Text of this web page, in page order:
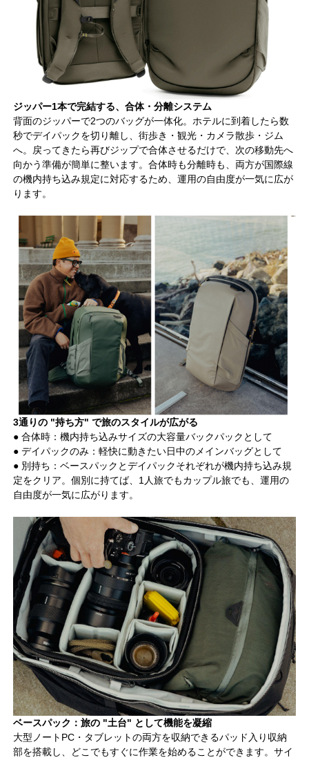
ジッパー1本で完結する、合体・分離システム
背面のジッパーで2つのバッグが一体化。ホテルに到着したら数
秒でデイパックを切り離し、街歩き・観光・カメラ散歩・ジム
へ。戻ってきたら再びジップで合体させるだけで、次の移動先へ
向かう準備が簡単に整います。合体時も分離時も、両方が国際線
の機内持ち込み規定に対応するため、運用の自由度が一気に広が
ります。
3通りの "持ち方" で旅のスタイルが広がる
● 合体時：機内持ち込みサイズの大容量バックパックとして
● デイパックのみ：軽快に動きたい日中のメインバッグとして
● 別持ち：ベースパックとデイパックそれぞれが機内持ち込み規
定をクリア。個別に持てば、1人旅でもカップル旅でも、運用の
自由度が一気に広がります。
ベースパック：旅の "土台" として機能を凝縮
大型ノートPC・タブレットの両方を収納できるパッド入り収納
部を搭載し、どこでもすぐに作業を始めることができます。サイ